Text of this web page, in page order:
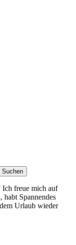
Ich freue mich auf
habt Spannendes
Urlaub wieder